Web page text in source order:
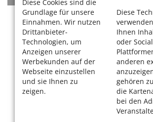
Diese Cookies sind die
Grundlage für unsere
Einnahmen. Wir nutzen
Drittanbieter-
Technologien, um
Anzeigen unserer
Werbekunden auf der
Webseite einzustellen
und sie Ihnen zu
zeigen.
Diese
Ihnen
oder
anderen
gehören
die
bei den
Rat + Tat
Beratungsstellen
Finanzen
Wohnen
Seniorenvertretung